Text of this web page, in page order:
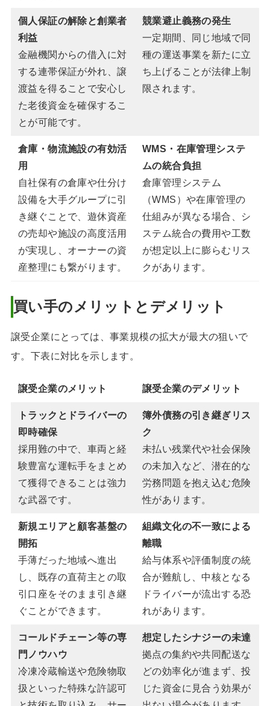
個人保証の解除と創業者
利益
金融機関からの借入に対
する連帯保証が外れ、譲
渡益を得ることで安心し
た老後資金を確保するこ
とが可能です。
競業避止義務の発生
一定期間、同じ地域で同
種の運送事業を新たに立
ち上げることが法律上制
限されます。
倉庫・物流施設の有効活
用
自社保有の倉庫や仕分け
設備を大手グループに引
き継ぐことで、遊休資産
の売却や施設の高度活用
が実現し、オーナーの資
産整理にも繋がります。
WMS・在庫管理システ
ムの統合負担
倉庫管理システム
（WMS）や在庫管理の
仕組みが異なる場合、シ
ステム統合の費用や工数
が想定以上に膨らむリス
クがあります。
買い手のメリットとデメリット
譲受企業にとっては、事業規模の拡大が最大の狙いで
す。下表に対比を示します。
譲受企業のメリット 譲受企業のデメリット
トラックとドライバーの
即時確保
採用難の中で、車両と経
験豊富な運転手をまとめ
て獲得できることは強力
な武器です。
簿外債務の引き継ぎリス
ク
未払い残業代や社会保険
の未加入など、潜在的な
労務問題を抱え込む危険
性があります。
新規エリアと顧客基盤の
開拓
手薄だった地域へ進出
し、既存の直荷主との取
引口座をそのまま引き継
ぐことができます。
組織文化の不一致による
離職
給与体系や評価制度の統
合が難航し、中核となる
ドライバーが流出する恐
れがあります。
コールドチェーン等の専
門ノウハウ
冷凍冷蔵輸送や危険物取
扱といった特殊な許認可
想定したシナジーの未達
拠点の集約や共同配送な
どの効率化が進まず、投
じた資金に見合う効果が